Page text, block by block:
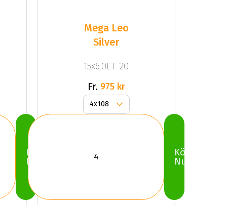
Köp
Nu
Mega Leo
Silver
15x6.0ET: 20
Fr. 975 kr
Köp
Nu